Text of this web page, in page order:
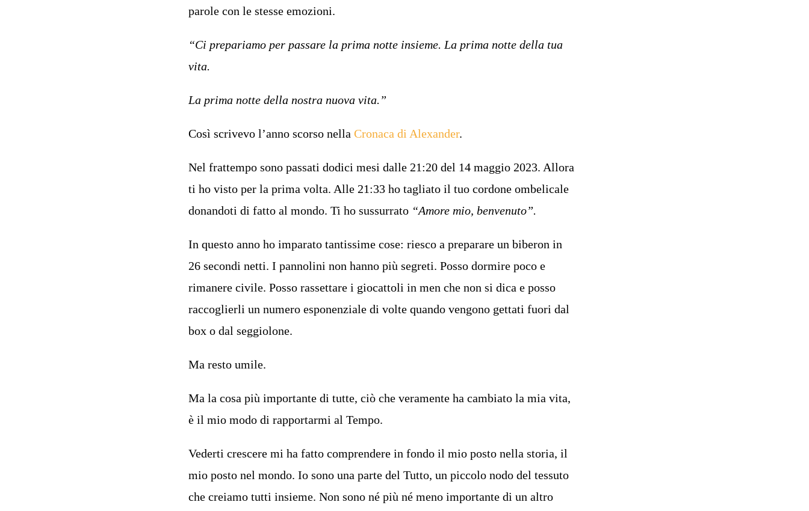
parole con le stesse emozioni.
“Ci prepariamo per passare la prima notte insieme. La prima notte della tua
vita.
La prima notte della nostra nuova vita.”
Così scrivevo l’anno scorso nellaCronaca di Alexander.
Nel frattempo sono passati dodici mesi dalle 21:20 del 14 maggio 2023. Allora
ti ho visto per la prima volta. Alle 21:33 ho tagliato il tuo cordone ombelicale
donandoti di fatto al mondo. Ti ho sussurrato “Amore mio, benvenuto”.
In questo anno ho imparato tantissime cose: riesco a preparare un biberon in
26 secondi netti. I pannolini non hanno più segreti. Posso dormire poco e
rimanere civile. Posso rassettare i giocattoli in men che non si dica e posso
raccoglierli un numero esponenziale di volte quando vengono gettati fuori dal
box o dal seggiolone.
Ma resto umile.
Ma la cosa più importante di tutte, ciò che veramente ha cambiato la mia vita,
è il mio modo di rapportarmi al Tempo.
Vederti crescere mi ha fatto comprendere in fondo il mio posto nella storia, il
mio posto nel mondo. Io sono una parte del Tutto, un piccolo nodo del tessuto
che creiamo tutti insieme. Non sono né più né meno importante di un altro